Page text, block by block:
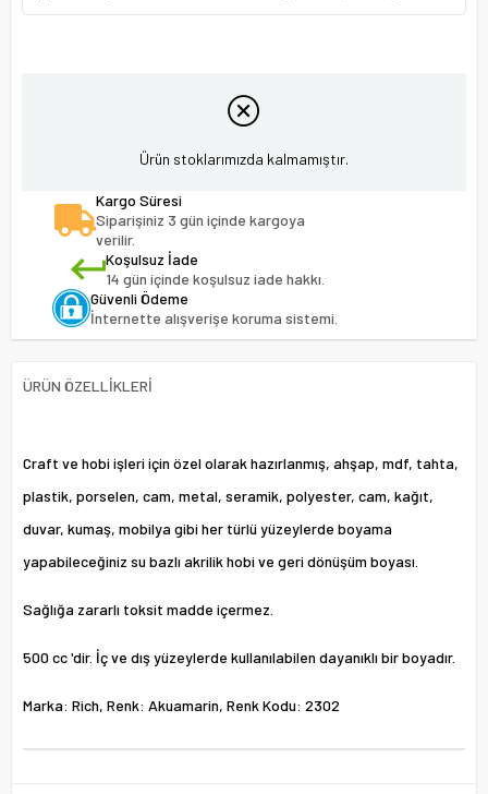
Ürün stoklarımızda kalmamıştır.
Kargo Süresi
Siparişiniz 3 gün içinde kargoya
verilir.
Koşulsuz İade
14 gün içinde koşulsuz iade hakkı.
Güvenli Ödeme
İnternette alışverişe koruma sistemi.
ÜRÜN ÖZELLIKLERI
Craft ve hobi işleri için özel olarak hazırlanmış, ahşap, mdf, tahta,
plastik, porselen, cam, metal, seramik, polyester, cam, kağıt,
duvar, kumaş, mobilya gibi her türlü yüzeylerde boyama
yapabileceğiniz su bazlı akrilik hobi ve geri dönüşüm boyası.
Sağlığa zararlı toksit madde içermez.
500 cc 'dir. İç ve dış yüzeylerde kullanılabilen dayanıklı bir boyadır.
Marka: Rich, Renk: Akuamarin, Renk Kodu: 2302